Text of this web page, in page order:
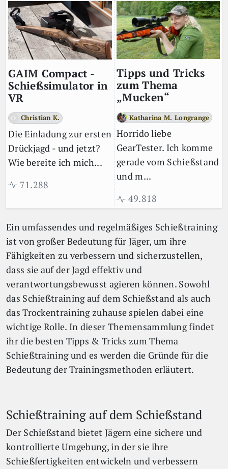
GAIM Compact -
Schießsimulator in
VR
Christian K.
Die Einladung zur ersten
Drückjagd - und jetzt?
Wie bereite ich mich...
71.288
Tipps und Tricks
zum Thema
„Mucken“
Katharina M. Longrange
Horrido liebe
GearTester. Ich komme
gerade vom Schießstand
und m...
49.818
Ein umfassendes und regelmäßiges Schießtraining
ist von großer Bedeutung für Jäger, um ihre
Fähigkeiten zu verbessern und sicherzustellen,
dass sie auf der Jagd effektiv und
verantwortungsbewusst agieren können. Sowohl
das Schießtraining auf dem Schießstand als auch
das Trockentraining zuhause spielen dabei eine
wichtige Rolle. In dieser Themensammlung findet
ihr die besten Tipps & Tricks zum Thema
Schießtraining und es werden die Gründe für die
Bedeutung der Trainingsmethoden erläutert.
Schießtraining auf dem Schießstand
Der Schießstand bietet Jägern eine sichere und
kontrollierte Umgebung, in der sie ihre
Schießfertigkeiten entwickeln und verbessern